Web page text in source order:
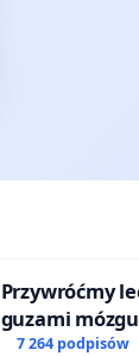
Przywróćmy
guzami
litymi do
7 264 podpisów